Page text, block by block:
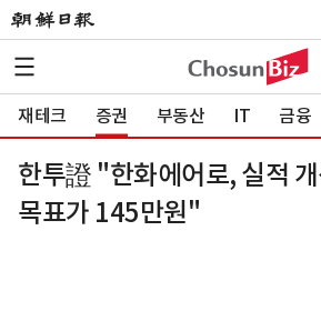
재테크 증권 부동산 IT 금융
한투證 "한화에어로, 실적
목표가 145만원"